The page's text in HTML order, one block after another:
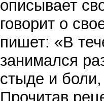
описывает
говорит о
пишет: «В
занимался
стыде и
Прочитав